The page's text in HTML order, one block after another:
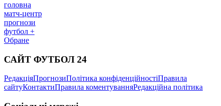
головна
матч-центр
прогнози
футбол +
Обране
САЙТ ФУТБОЛ 24
РедакціяПрогнозиПолітика конфіденційностіПравила
сайтуКонтактиПравила коментуванняРедакційна політика